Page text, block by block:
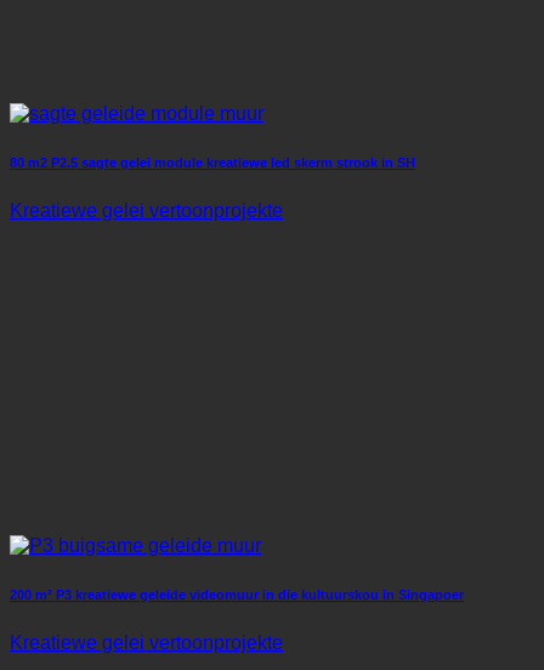
80 m2 P2.5 sagte gelei module kreatiewe led skerm strook in SH
Kreatiewe gelei vertoonprojekte
200 m² P3 kreatiewe geleide videomuur in die kultuurskou in Singapoer
Kreatiewe gelei vertoonprojekte